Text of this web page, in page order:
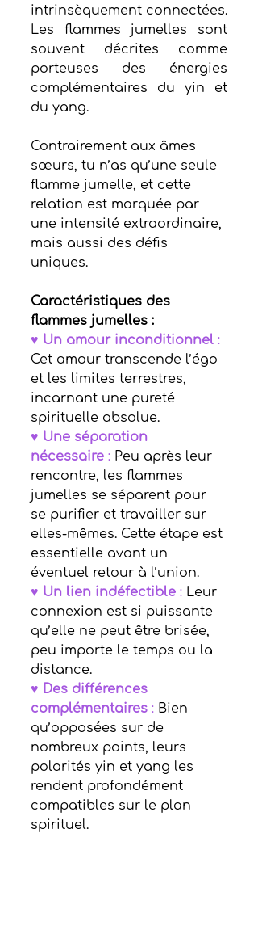
intrinsèquement connectées.
Les flammes jumelles sont
souvent décrites comme
porteuses des énergies
complémentaires du yin et
du yang.
Contrairement aux âmes
sœurs, tu n’as qu’une seule
flamme jumelle, et cette
relation est marquée par
une intensité extraordinaire,
mais aussi des défis
uniques.
Caractéristiques des
flammes jumelles :
♥ Un amour inconditionnel :
Cet amour transcende l’égo
et les limites terrestres,
incarnant une pureté
spirituelle absolue.
♥ Une séparation
nécessaire : Peu après leur
rencontre, les flammes
jumelles se séparent pour
se purifier et travailler sur
elles-mêmes. Cette étape est
essentielle avant un
éventuel retour à l’union.
♥ Un lien indéfectible : Leur
connexion est si puissante
qu’elle ne peut être brisée,
peu importe le temps ou la
distance.
♥ Des différences
complémentaires : Bien
qu’opposées sur de
nombreux points, leurs
polarités yin et yang les
rendent profondément
compatibles sur le plan
spirituel.